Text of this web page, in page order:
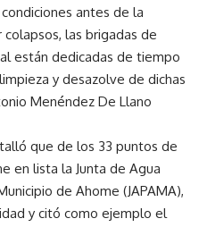
antes de la
las brigadas de
están dedicadas de tiempo
y desazolve de dichas
Menéndez De Llano
que de los 33 puntos de
en lista la Junta de Agua
de Ahome (JAPAMA),
y citó como ejemplo el